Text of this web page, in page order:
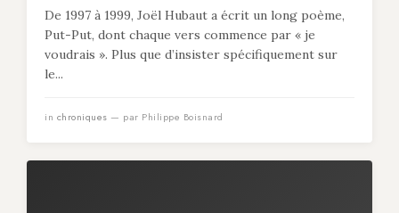
De 1997 à 1999, Joël Hubaut a écrit un long poème,
Put-Put, dont chaque vers commence par « je
voudrais ». Plus que d’insister spécifiquement sur
le...
in chroniques — par Philippe Boisnard